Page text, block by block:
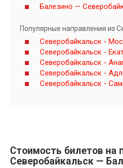
Балезино —
Популярные направления из
Северобайкальск -
Северобайкальск -
Северобайкальск -
Северобайкальск -
Северобайкальск -
Стоимость билетов на
Северобайкальск —